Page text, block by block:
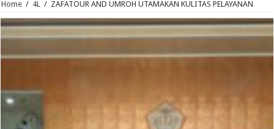
Home / 4L / ZAFATOUR AND UMROH UTAMAKAN KULITAS PELAYANAN